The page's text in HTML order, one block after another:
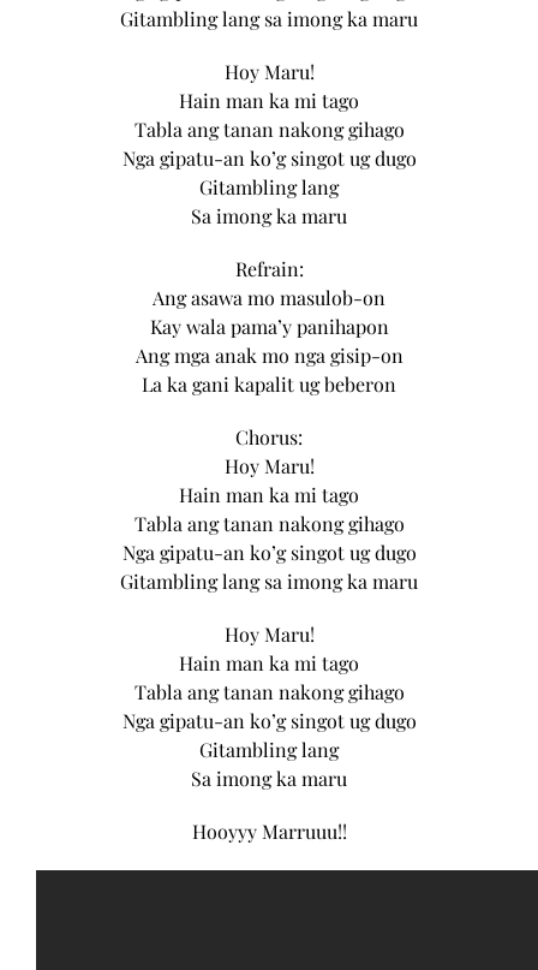
Gitambling lang sa imong ka maru
Hoy Maru!
Hain man ka mi tago
Tabla ang tanan nakong gihago
Nga gipatu-an ko’g singot ug dugo
Gitambling lang
Sa imong ka maru
Refrain:
Ang asawa mo masulob-on
Kay wala pama’y panihapon
Ang mga anak mo nga gisip-on
La ka gani kapalit ug beberon
Chorus:
Hoy Maru!
Hain man ka mi tago
Tabla ang tanan nakong gihago
Nga gipatu-an ko’g singot ug dugo
Gitambling lang sa imong ka maru
Hoy Maru!
Hain man ka mi tago
Tabla ang tanan nakong gihago
Nga gipatu-an ko’g singot ug dugo
Gitambling lang
Sa imong ka maru
Hooyyy Marruuu!!